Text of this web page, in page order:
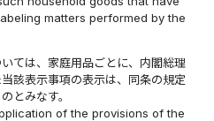
matters performed by the
ては、家庭用品ごとに、内閣総理
該表示事項の表示は、同条の規定
とみなす。
of the provisions of the